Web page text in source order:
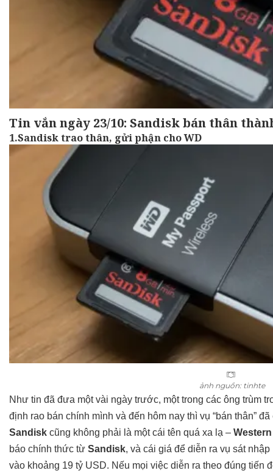
Tin vắn ngày 23/10: Sandisk bán thân
1.Sandisk trao thân, gửi phận cho WD
ảnh nguồn: tinhte
Như tin đã đưa một vài ngày trước, một trong các ông trùm
định rao bán chính mình và đến hôm nay thì vụ “bán thân”
Sandisk cũng không phải là một cái tên quá xa lạ –
báo chính thức từ Sandisk, và cái giá để diễn ra vụ sát
vào khoảng 19 tỷ USD. Nếu mọi việc diễn ra theo đúng tiến